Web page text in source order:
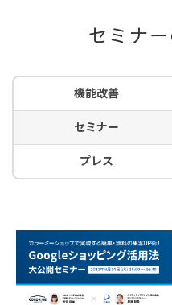
セミナ
機能改善
セミナー
プレス